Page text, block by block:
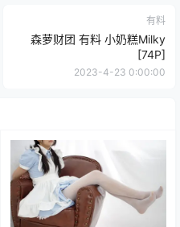
有料
森萝财团 有料 小奶糕Milky
[74P]
2023-4-23 0:00:00